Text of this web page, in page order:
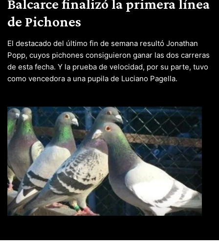
Balcarce finalizó la primera línea
de Pichones
El destacado del último fin de semana resultó Jonathan
Popp, cuyos pichones consiguieron ganar las dos carreras
de esta fecha. Y la prueba de velocidad, por su parte, tuvo
como vencedora a una pupila de Luciano Pagella.